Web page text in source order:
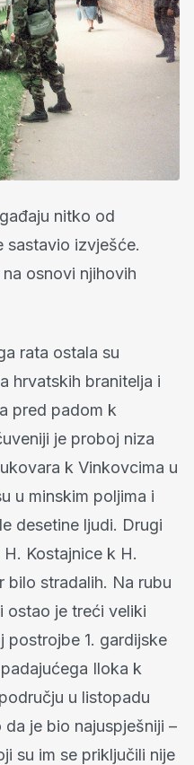
nitko od
sastavio izvješće.
osnovi njihovih
rata ostala su
hrvatskih branitelja i
pred padom k
je proboj niza
k Vinkovcima u
u minskim poljima i
desetine ljudi. Drugi
Kostajnice k H.
bilo stradalih. Na rubu
ostao je treći veliki
postrojbe 1. gardijske
Iloka k
u listopadu
da je bio najuspješniji –
su im se priključili nije